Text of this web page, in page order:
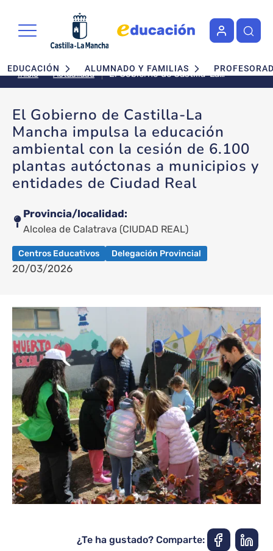
Navegación principal
EDUCACIÓN ALUMNADO Y FAMILIAS
Inicio Actualidad
El Gobierno de Castilla-La
Mancha impulsa la educación
plantas autóctonas a
municipios y entidades de
Ciudad Real
El Gobierno de Castilla-La
Mancha impulsa la educación
ambiental con la cesión de 6.100
plantas autóctonas a municipios y
entidades de Ciudad Real
Provincia/localidad
Alcolea de Calatrava (CIUDAD REAL)
Centros Educativos Delegación Provincial
20/03/2026
¿Te ha gustado? Comparte: